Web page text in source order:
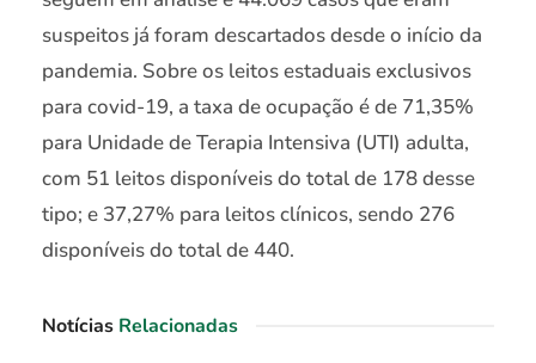
suspeitos já foram descartados desde o início da
pandemia. Sobre os leitos estaduais exclusivos
para covid-19, a taxa de ocupação é de 71,35%
para Unidade de Terapia Intensiva (UTI) adulta,
com 51 leitos disponíveis do total de 178 desse
tipo; e 37,27% para leitos clínicos, sendo 276
disponíveis do total de 440.
Notícias Relacionadas